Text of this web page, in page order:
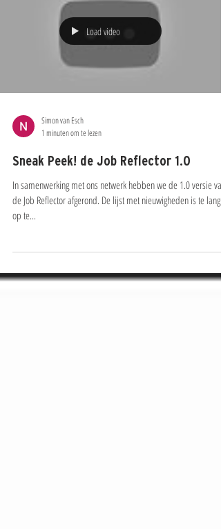
Load video
Simon van Esch
1 minuten om te lezen
Sneak Peek! de Job Reflector 1.0
In samenwerking met ons netwerk hebben we de 1.0 versie van
op te...